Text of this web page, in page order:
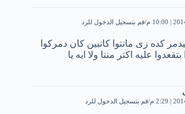
قم بتسجيل الدخول للرد
كده زى مانتوا كاتبين كان دمركوا
بتقعدوا عليه اكتر مننا ولا ايه يا
قم بتسجيل الدخول للرد